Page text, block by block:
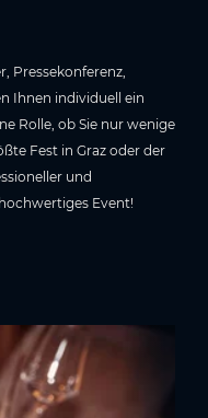
Pressekonferenz,
Ihnen individuell ein
Rolle, ob Sie nur wenige
Fest in Graz oder der
und
Event!